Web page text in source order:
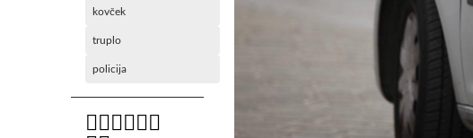
kovček
truplo
policija